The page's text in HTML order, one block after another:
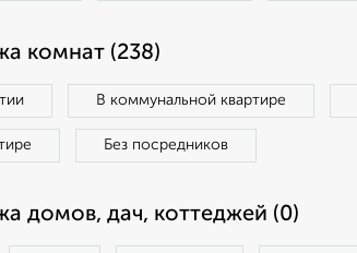
комнат (238)
В коммунальной квартире
Без посредников
домов, дач, коттеджей (0)